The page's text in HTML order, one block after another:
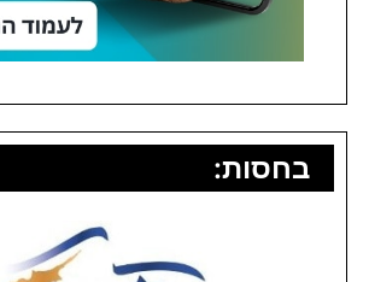
בחסות: